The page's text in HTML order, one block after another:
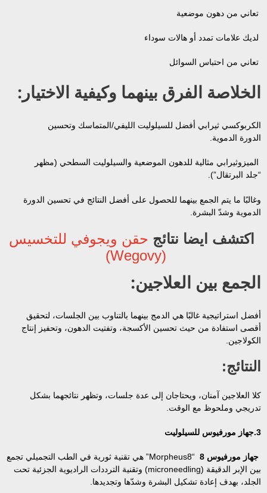
تعاني من دهون موضعية
لديك علامات تمدد أو هالات سوداء
تعاني من احتباس السوائل
الخلاصة الفرق بينهما وكيفية الاختيار:
الكربوكسي ثيرابي أفضل للسيلوليت الليفي/المتماسك وتحسين
الدورة الدموية.
الميزوثيرابي مثالية للدهون الموضعية والسيلوليت السطحي (مظهر
“جلد البرتقال”).
وغالبًا ما يتم الجمع بينهما للحصول على أفضل النتائج في تحسين الدورة
الدموية وشدّ البشرة.
اكتشف ايضا نتائج حقن ويجوفي للتخسيس
(Wegovy)
الجمع بين العلاجين:
أفضل استراتيجية غالبًا هي الدمج بينهما بالتناوب بين الجلسات، لتحقيق
أقصى استفادة من حيث تحسين الأكسجة، وتفتيت الدهون، وتحفيز إنتاج
الكولاجين.
النتائج:
كلا العلاجين آمنان، ويحتاجان إلى عدة جلسات، وتظهر نتائجهما بشكل
تدريجي وملحوظ مع الوقت.
3.جهاز مورفيوس للسيلوليت
جهاز مورفيوس 8
“Morpheus8” هي تقنية ثورية في الطب التجميلي تجمع
بين الإبر الدقيقة (microneedling) وتقنية الترددات الراديوية الجزئية تحت
الجلد، بهدف إعادة تشكيل البشرة وشدّها وتجديدها.